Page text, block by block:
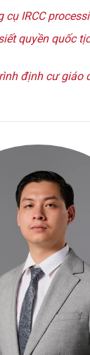
cụ IRCC
quyền quốc
định cư giáo